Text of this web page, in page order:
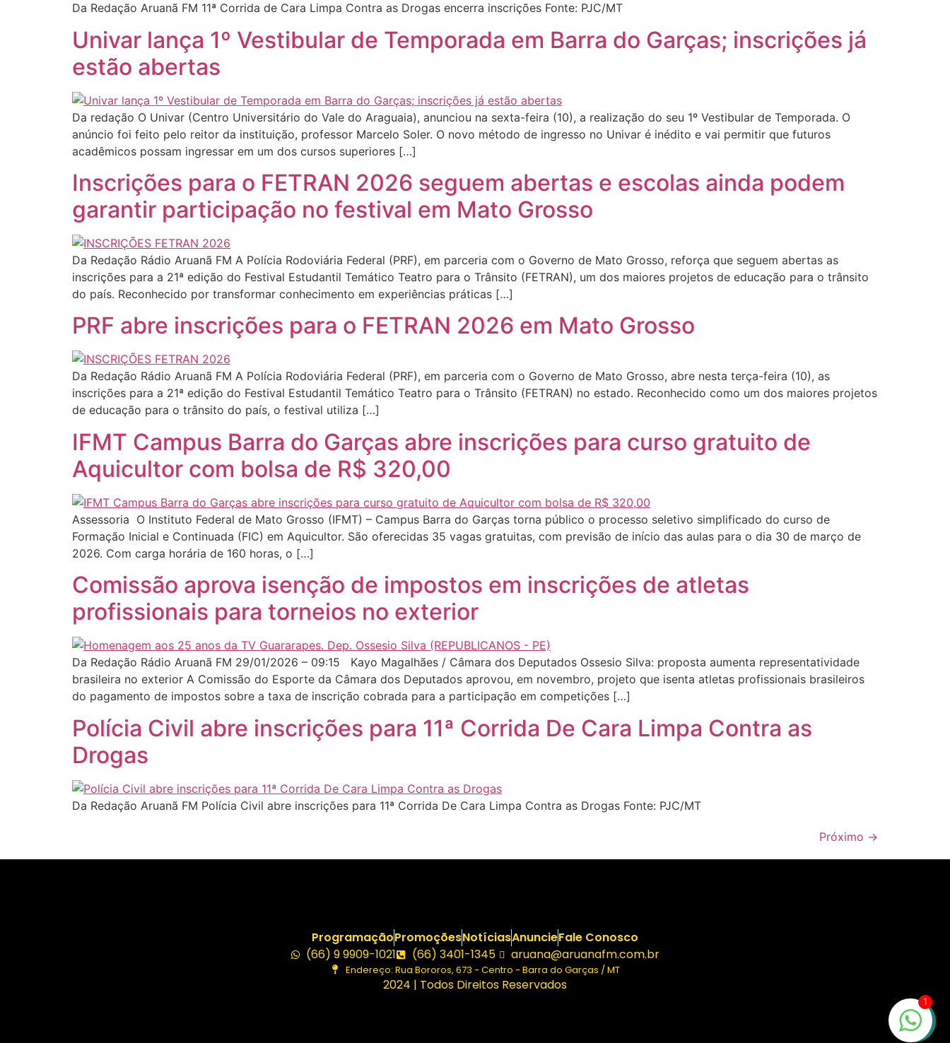
Da Redação Aruanã FM 11ª Corrida de Cara Limpa Contra as Drogas encerra inscrições Fonte: PJC/MT
Univar lança 1º Vestibular de Temporada em Barra do Garças; inscrições já
estão abertas
Da redação O Univar (Centro Universitário do Vale do Araguaia), anunciou na sexta-feira (10), a realização do seu 1º Vestibular de Temporada. O
anúncio foi feito pelo reitor da instituição, professor Marcelo Soler. O novo método de ingresso no Univar é inédito e vai permitir que futuros
acadêmicos possam ingressar em um dos cursos superiores […]
Inscrições para o FETRAN 2026 seguem abertas e escolas ainda podem
garantir participação no festival em Mato Grosso
Da Redação Rádio Aruanã FM A Polícia Rodoviária Federal (PRF), em parceria com o Governo de Mato Grosso, reforça que seguem abertas as
inscrições para a 21ª edição do Festival Estudantil Temático Teatro para o Trânsito (FETRAN), um dos maiores projetos de educação para o trânsito
do país. Reconhecido por transformar conhecimento em experiências práticas […]
PRF abre inscrições para o FETRAN 2026 em Mato Grosso
Da Redação Rádio Aruanã FM A Polícia Rodoviária Federal (PRF), em parceria com o Governo de Mato Grosso, abre nesta terça-feira (10), as
inscrições para a 21ª edição do Festival Estudantil Temático Teatro para o Trânsito (FETRAN) no estado. Reconhecido como um dos maiores projetos
de educação para o trânsito do país, o festival utiliza […]
IFMT Campus Barra do Garças abre inscrições para curso gratuito de
Aquicultor com bolsa de R$ 320,00
Assessoria O Instituto Federal de Mato Grosso (IFMT) – Campus Barra do Garças torna público o processo seletivo simplificado do curso de
Formação Inicial e Continuada (FIC) em Aquicultor. São oferecidas 35 vagas gratuitas, com previsão de início das aulas para o dia 30 de março de
2026. Com carga horária de 160 horas, o […]
Comissão aprova isenção de impostos em inscrições de atletas
profissionais para torneios no exterior
Da Redação Rádio Aruanã FM 29/01/2026 – 09:15 Kayo Magalhães / Câmara dos Deputados Ossesio Silva: proposta aumenta representatividade
brasileira no exterior A Comissão do Esporte da Câmara dos Deputados aprovou, em novembro, projeto que isenta atletas profissionais brasileiros
do pagamento de impostos sobre a taxa de inscrição cobrada para a participação em competições […]
Polícia Civil abre inscrições para 11ª Corrida De Cara Limpa Contra as
Drogas
Da Redação Aruanã FM Polícia Civil abre inscrições para 11ª Corrida De Cara Limpa Contra as Drogas Fonte: PJC/MT
Próximo →
ProgramaçãoPromoçõesNotíciasAnuncieFale Conosco
(66) 9 9909-1021
(66) 3401-1345 aruana@aruanafm.com.br
Endereço: Rua Bororos, 673 - Centro - Barra do Garças / MT
2024 | Todos Direitos Reservados
1